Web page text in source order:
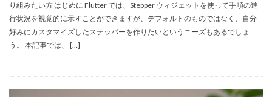
り組みたい方 はじめに Flutter では、Stepper ウィジェットを使って手順の進
行状況を視覚的に示すことができますが、デフォルトのものではなく、自分
好みにカスタマイズしたステッパーを作りたいというニーズもあるでしょ
う。 本記事では、 […]